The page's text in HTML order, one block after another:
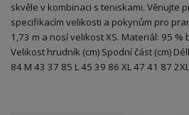
skvěle v kombinaci s teniskami. Věnujte
specifikacím velikosti a pokynům pro
1,73 m a nosí velikost XS. Materiál: 95 %
Velikost hrudník (cm) Spodní část (cm)
84 M 43 37 85 L 45 39 86 XL 47 41 87